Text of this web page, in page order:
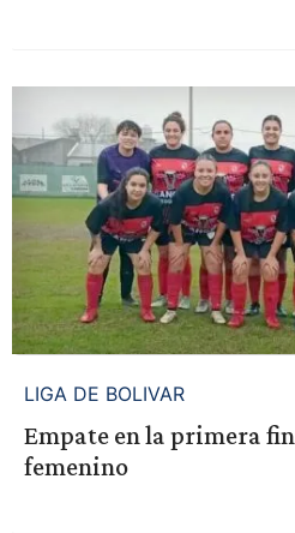
LIGA DE BOLIVAR
Empate en la primera
femenino